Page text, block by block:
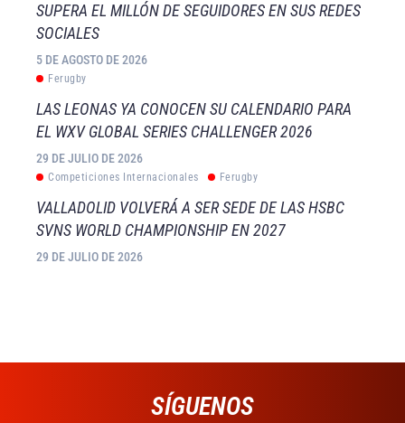
SUPERA EL MILLÓN DE SEGUIDORES EN SUS REDES
SOCIALES
5 DE AGOSTO DE 2026
Ferugby
LAS LEONAS YA CONOCEN SU CALENDARIO PARA
EL WXV GLOBAL SERIES CHALLENGER 2026
29 DE JULIO DE 2026
Competiciones Internacionales Ferugby
VALLADOLID VOLVERÁ A SER SEDE DE LAS HSBC
SVNS WORLD CHAMPIONSHIP EN 2027
29 DE JULIO DE 2026
SÍGUENOS